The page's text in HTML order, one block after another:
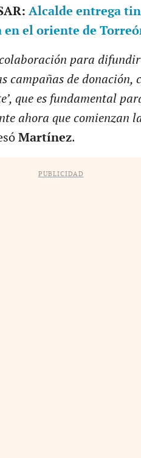
Alcalde entrega
en el oriente de
colaboración para
campañas de donación,
que es fundamental
ahora que comienzan
Martínez.
PUBLICIDAD